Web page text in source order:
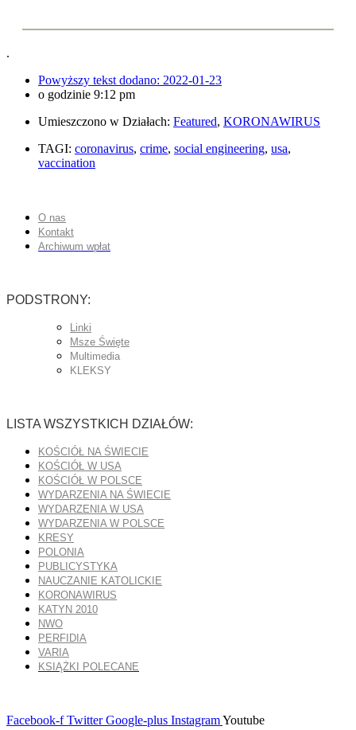
.
Powyższy tekst dodano: 2022-01-23
o godzinie 9:12 pm
Umieszczono w Działach: Featured, KORONAWIRUS
TAGI: coronavirus, crime, social engineering, usa,
vaccination
O nas
Kontakt
Archiwum wpłat
PODSTRONY:
Linki
Msze Święte
Multimedia
KLEKSY
LISTA WSZYSTKICH DZIAŁÓW:
KOŚCIÓŁ NA ŚWIECIE
KOŚCIÓŁ W USA
KOŚCIÓŁ W POLSCE
WYDARZENIA NA ŚWIECIE
WYDARZENIA W USA
WYDARZENIA W POLSCE
KRESY
POLONIA
PUBLICYSTYKA
NAUCZANIE KATOLICKIE
KORONAWIRUS
KATYN 2010
NWO
PERFIDIA
VARIA
KSIĄŻKI POLECANE
Facebook-f Twitter Google-plus InstagramYoutube